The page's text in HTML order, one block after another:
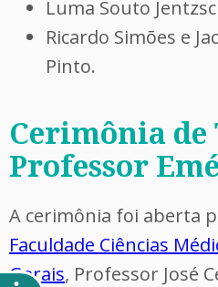
Luma Souto
Ricardo Simões e
Pinto.
Cerimônia de
Professor
A cerimônia foi aberta
Faculdade Ciências
Gerais, Professor José